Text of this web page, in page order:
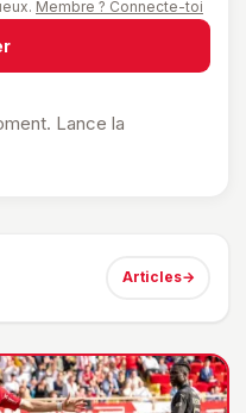
Membre ? Connecte-toi
Lance la
Articles→